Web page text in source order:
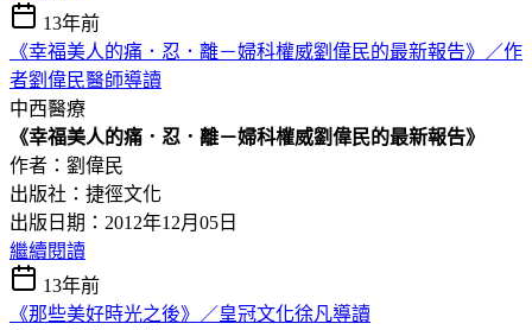
13年前
《幸福美人的痛．忍．離－婦科權威劉偉民的最新報告》／作
者劉偉民醫師導讀
中西醫療
《幸福美人的痛．忍．離－婦科權威劉偉民的最新報告》
作者：劉偉民
出版社：捷徑文化
出版日期：2012年12月05日
繼續閱讀
13年前
《那些美好時光之後》／皇冠文化徐凡導讀